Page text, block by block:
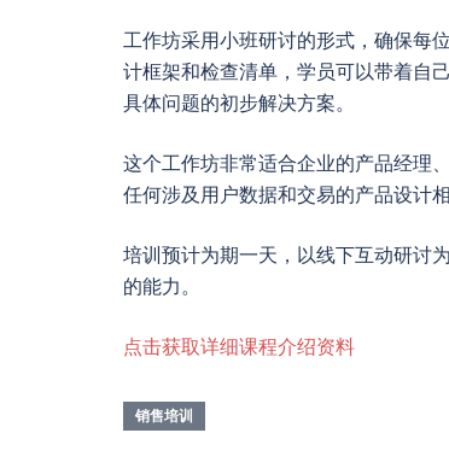
工作坊采用小班研讨的形式，确保每
计框架和检查清单，学员可以带着自
具体问题的初步解决方案。
这个工作坊非常适合企业的产品经理
任何涉及用户数据和交易的产品设计
培训预计为期一天，以线下互动研讨
的能力。
点击获取详细课程介绍资料
销售培训